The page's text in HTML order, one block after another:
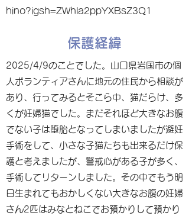
hino?igsh=ZWhla2ppYXBsZ3Q1
保護経緯
2025/4/9のことでした。山口県岩国市の個
人ボランティアさんに地元の住民から相談が
あり、行ってみるとそこら中、猫だらけ、多
くが妊婦猫でした。まだそれほど大きなお腹
でない子は堕胎となってしまいましたが避妊
手術をして、小さな子猫たちも出来るだけ保
護と考えましたが、警戒心がある子が多く、
手術してリターンしました。その中でもう明
日生まれてもおかしくない大きなお腹の妊婦
さん2匹はみなとねこでお預かりして預かり